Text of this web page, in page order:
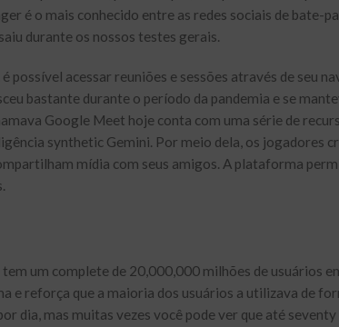
é o mais conhecido entre as redes sociais de bate-
durante os nossos testes gerais.
acessar reuniões e sessões através de seu
bastante durante o período da pandemia e se
Google Meet hoje conta com uma série de
synthetic Gemini. Por meio dela, os jogadores
mídia com seus amigos. A plataforma
um complete de 20,000,000 milhões de usuários
e reforça que a maioria dos usuários a utilizava de
dia, mas muitas vezes você pode ver que até